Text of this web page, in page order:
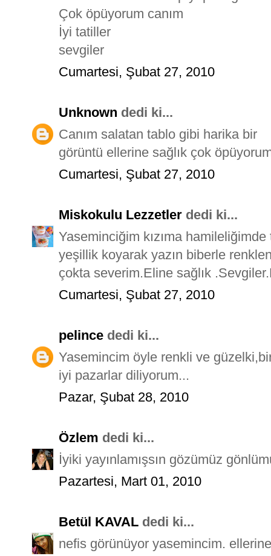
Çok öpüyorum canım
İyi tatiller
sevgiler
Cumartesi, Şubat 27, 2010
Unknown dedi ki...
Canım salatan tablo gibi harika bir
görüntü ellerine sağlık çok
Cumartesi, Şubat 27, 2010
Miskokulu Lezzetler dedi ki...
Yaseminciğim kızıma
yeşillik koyarak yazın biberle
çokta severim.Eline sağlık
Cumartesi, Şubat 27, 2010
pelince dedi ki...
Yasemincim öyle renkli ve
iyi pazarlar diliyorum...
Pazar, Şubat 28, 2010
Özlem dedi ki...
İyiki yayınlamışsın gözümüz
Pazartesi, Mart 01, 2010
Betül KAVAL dedi ki...
nefis görünüyor yasemincim.